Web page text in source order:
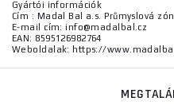
Gyártói információk
Cím : Madal Bal a.s. Průmyslová
E-mail cím: info@madalbal.cz
EAN: 8595126982764
Weboldalak: https://